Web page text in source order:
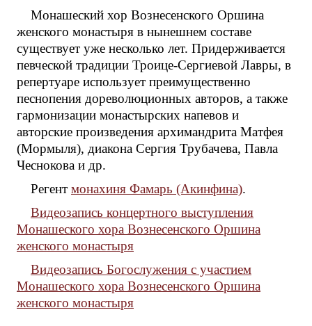
Монашеский хор Вознесенского Оршина
женского монастыря в нынешнем составе
существует уже несколько лет. Придерживается
певческой традиции Троице-Сергиевой Лавры, в
репертуаре использует преимущественно
песнопения дореволюционных авторов, а также
гармонизации монастырских напевов и
авторские произведения архимандрита Матфея
(Мормыля), диакона Сергия Трубачева, Павла
Чеснокова и др.
Регент монахиня Фамарь (Акинфина).
Видеозапись концертного выступления
Монашеского хора Вознесенского Оршина
женского монастыря
Видеозапись Богослужения с участием
Монашеского хора Вознесенского Оршина
женского монастыря